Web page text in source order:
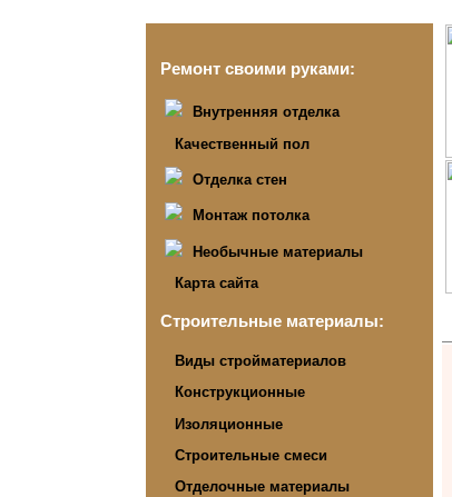
Ремонт своими руками:
Внутренняя отделка
Качественный пол
Отделка стен
Монтаж потолка
Необычные материалы
Карта сайта
Строительные материалы:
Виды стройматериалов
Конструкционные
Изоляционные
Строительные смеси
Отделочные материалы